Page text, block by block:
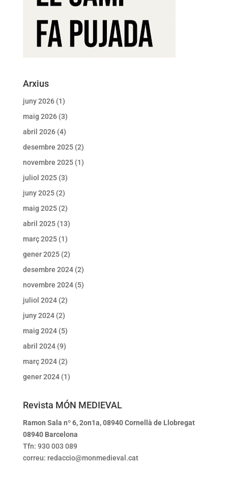
Arxius
juny 2026(1)
maig 2026(3)
abril 2026(4)
desembre 2025(2)
novembre 2025(1)
juliol 2025(3)
juny 2025(2)
maig 2025(2)
abril 2025(13)
març 2025(1)
gener 2025(2)
desembre 2024(2)
novembre 2024(5)
juliol 2024(2)
juny 2024(2)
maig 2024(5)
abril 2024(9)
març 2024(2)
gener 2024(1)
Revista MÓN MEDIEVAL
Ramon Sala nº 6, 2on1a, 08940 Cornellà de Llobregat
08940 Barcelona
Tfn: 930 003 089
correu: redaccio@monmedieval.cat